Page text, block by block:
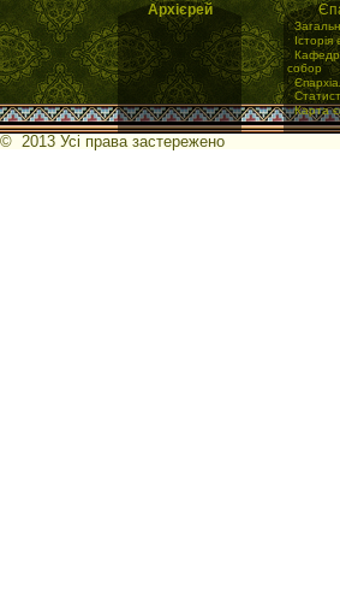
Архієрей
·
·Історія
·
собор
·
·
·Карта
© 2013 Усі права застережено